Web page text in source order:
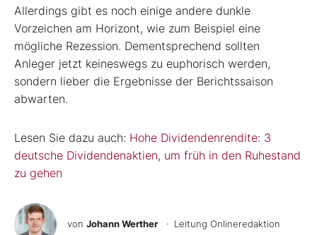
Allerdings gibt es noch einige andere dunkle
Vorzeichen am Horizont, wie zum Beispiel eine
mögliche Rezession. Dementsprechend sollten
Anleger jetzt keineswegs zu euphorisch werden,
sondern lieber die Ergebnisse der Berichtssaison
abwarten.
Lesen Sie dazu auch: Hohe Dividendenrendite: 3
deutsche Dividendenaktien, um früh in den Ruhestand
zu gehen
von Johann Werther · Leitung Onlineredaktion